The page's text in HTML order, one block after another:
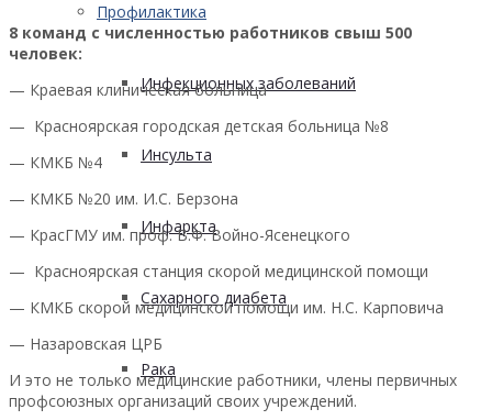
Профилактика
Инфекционных заболеваний
Инсульта
Инфаркта
Сахарного диабета
Рака
8 команд с численностью работников свыш 500
человек:
— Краевая клиническая больница
— Красноярская городская детская больница №8
— КМКБ №4
— КМКБ №20 им. И.С. Берзона
— КрасГМУ им. проф. В.Ф. Войно-Ясенецкого
— Красноярская станция скорой медицинской помощи
— КМКБ скорой медицинской помощи им. Н.С. Карповича
— Назаровская ЦРБ
И это не только медицинские работники, члены первичных
профсоюзных организаций своих учреждений.